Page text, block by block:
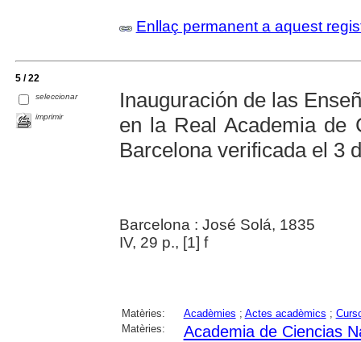
Enllaç permanent a aquest
5 / 22
seleccionar
imprimir
Inauguración de las
en la Real Academia de
Barcelona verificada el 3
Barcelona : José Solá, 1835
IV, 29 p., [1] f
Matèries: Acadèmies ; Actes acadèmics ;
Matèries:
Academia de Ciencias